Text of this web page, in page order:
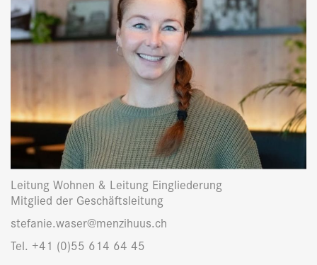
Leitung Wohnen & Leitung Eingliederung
Mitglied der Geschäftsleitung
stefanie.waser@menzihuus.ch
Tel. +41 (0)55 614 64 45